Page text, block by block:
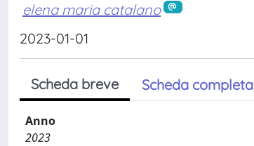
elena maria catalano
2023-01-01
Scheda breve Scheda completa
Anno
2023